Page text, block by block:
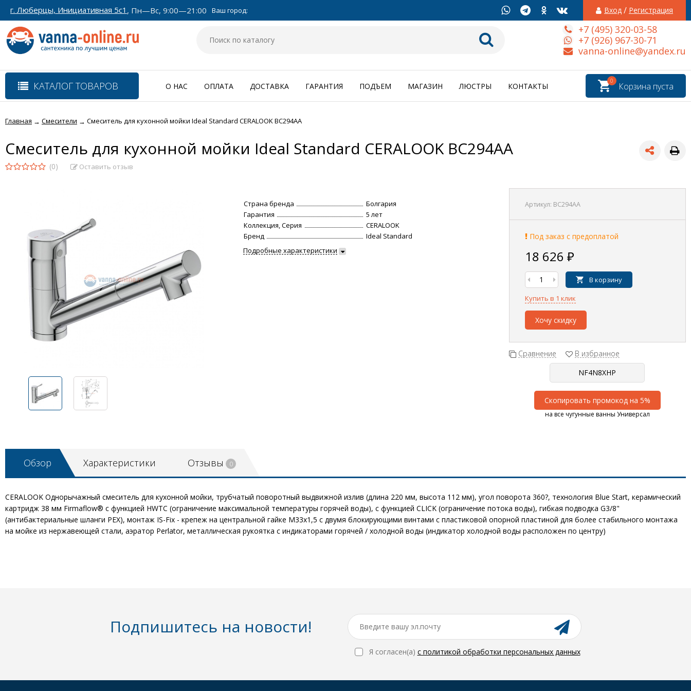
г. Люберцы, Инициативная 5с1 , Пн—Вс, 9:00—21:00 Ваш город: Вход / Регистрация
+7 (495) 320-03-58
+7 (926) 967-30-71
vanna-online@yandex.ru
КАТАЛОГ ТОВАРОВ Корзина пуста
0
О НАС ОПЛАТА ДОСТАВКА ГАРАНТИЯ ПОДЪЕМ МАГАЗИН ЛЮСТРЫ КОНТАКТЫ
Главная → Смесители → Cмеситель для кухонной мойки Ideal Standard CERALOOK BC294AA
Cмеситель для кухонной мойки Ideal Standard CERALOOK BC294AA
(0) Оставить отзыв
Артикул: BC294AA
Под заказ с предоплатой
18 626 ₽
В корзину
Купить в 1 клик
Хочу скидку
Сравнение В избранное
Скопировать промокод на 5%
на все чугунные ванны Универсал
Страна бренда
Болгария
Гарантия
5 лет
Коллекция, Серия
CERALOOK
Бренд
Ideal Standard
Подробные характеристики
Обзор Характеристики Отзывы 0
CERALOOK Однорычажный смеситель для кухонной мойки, трубчатый поворотный выдвижной излив (длина 220 мм, высота 112 мм), угол поворота 360?, технология Blue Start, керамический
картридж 38 мм Firmaflow® с функцией HWTC (ограничение максимальной температуры горячей воды), с функцией CLICK (ограничение потока воды), гибкая подводка G3/8"
(антибактериальные шланги PEX), монтаж IS-Fix - крепеж на центральной гайке M33x1,5 с двумя блокирующими винтами с пластиковой опорной пластиной для более стабильного монтажа
на мойке из нержавеющей стали, аэратор Perlator, металлическая рукоятка с индикаторами горячей / холодной воды (индикатор холодной воды расположен по центру)
Подпишитесь на новости!
Я согласен(a) с политикой обработки персональных данных